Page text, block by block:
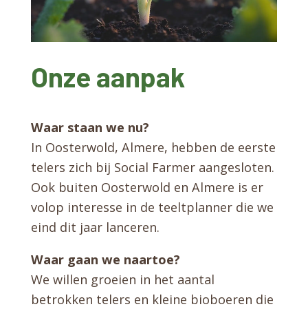
Onze aanpak
Waar staan we nu?
In Oosterwold, Almere, hebben de eerste
telers zich bij Social Farmer aangesloten.
Ook buiten Oosterwold en Almere is er
volop interesse in de teeltplanner die we
eind dit jaar lanceren.
Waar gaan we naartoe?
We willen groeien in het aantal
betrokken telers en kleine bioboeren die